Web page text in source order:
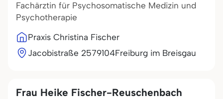
Fachärztin für Psychosomatische Medizin und
Psychotherapie
Praxis Christina Fischer
Jacobistraße 2579104Freiburg im Breisgau
Frau Heike Fischer-Reuschenbach